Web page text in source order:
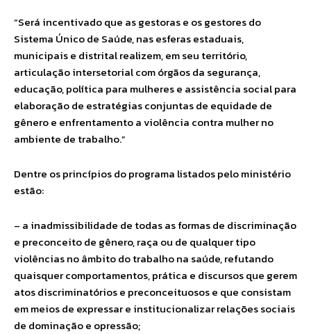
“Será incentivado que as gestoras e os gestores do
Sistema Único de Saúde, nas esferas estaduais,
municipais e distrital realizem, em seu território,
articulação intersetorial com órgãos da segurança,
educação, política para mulheres e assistência social para
elaboração de estratégias conjuntas de equidade de
gênero e enfrentamento a violência contra mulher no
ambiente de trabalho.”
Dentre os princípios do programa listados pelo ministério
estão:
– a inadmissibilidade de todas as formas de discriminação
e preconceito de gênero, raça ou de qualquer tipo
violências no âmbito do trabalho na saúde, refutando
quaisquer comportamentos, prática e discursos que gerem
atos discriminatórios e preconceituosos e que consistam
em meios de expressar e institucionalizar relações sociais
de dominação e opressão;